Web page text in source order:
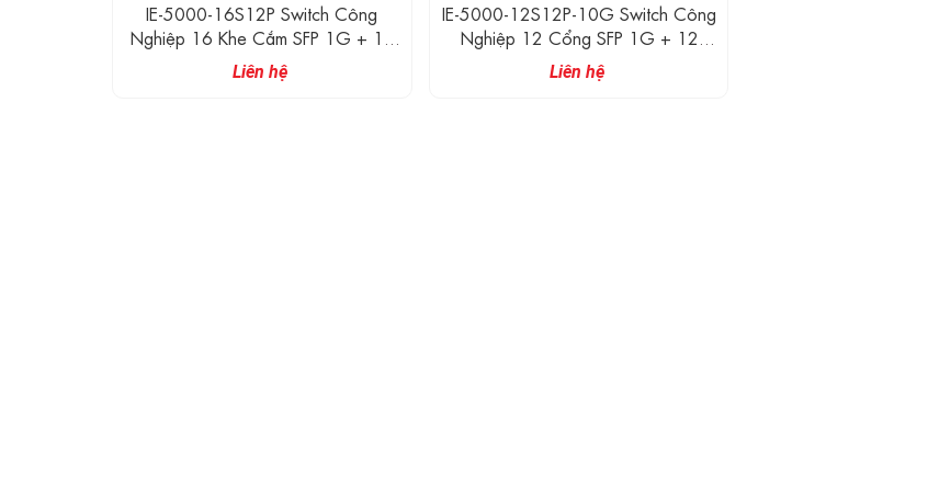
IE-5000-16S12P Switch Công
Nghiệp 16 Khe Cắm SFP 1G + 12
Cổng Ethernet 1G
Liên hệ
IE-5000-12S12P-10G Switch Công
Nghiệp 12 Cổng SFP 1G + 12
Cổng Ethernet 1G + 4 Cổng 10G
LAN BASE
Liên hệ